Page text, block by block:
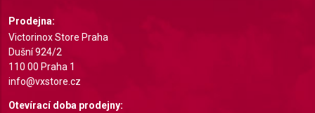
Prodejna:
Victorinox Store Praha
Dušní 924/2
110 00 Praha 1
info@vxstore.cz
Otevírací doba prodejny:
combinations of data from different sources
Develop and improve services
Use limited data to select content
IAB Special Features: